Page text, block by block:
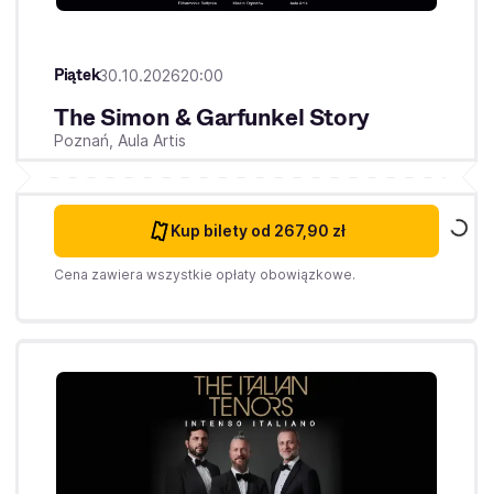
Piątek30.10.202620:00
The Simon & Garfunkel Story
Poznań, Aula Artis
Kup bilety od 267,90 zł
Cena zawiera wszystkie opłaty obowiązkowe.